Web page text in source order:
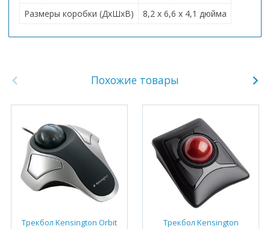
Размеры коробки (ДхШхВ)
8,2 x 6,6 x 4,1 дюйма
Похожие товары
Трекбол Kensington Orbit
Трекбол Kensington